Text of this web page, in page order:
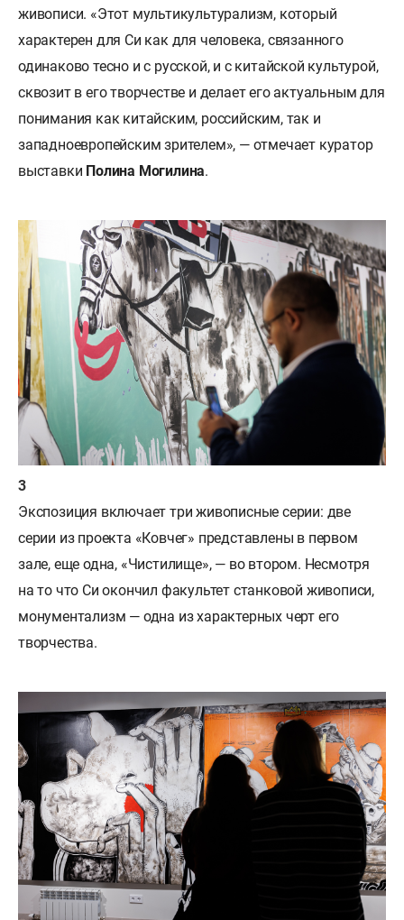
живописи. «Этот мультикультурализм, который
характерен для Си как для человека, связанного
одинаково тесно и с русской, и с китайской культурой,
сквозит в его творчестве и делает его актуальным для
понимания как китайским, российским, так и
западноевропейским зрителем», — отмечает куратор
выставки Полина Могилина.
Экспозиция включает три живописные серии: две
серии из проекта «Ковчег» представлены в первом
зале, еще одна, «Чистилище», — во втором. Несмотря
на то что Си окончил факультет станковой живописи,
монументализм — одна из характерных черт его
творчества.